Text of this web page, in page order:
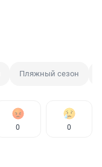
Пляжный сезон
0 0